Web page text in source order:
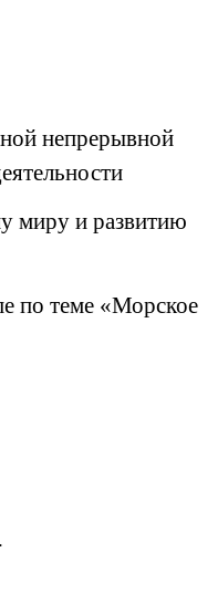
непрерывной
и развитию
по теме «Морское